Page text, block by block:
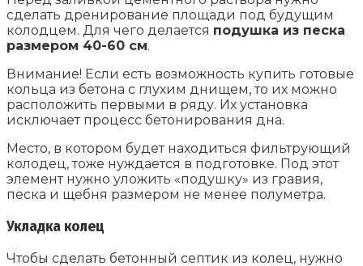
сделать дренирование площади под будущим
колодцем. Для чего делается подушка из песка
размером 40-60 см.
Внимание! Если есть возможность купить готовые
кольца из бетона с глухим днищем, то их можно
расположить первыми в ряду. Их установка
исключает процесс бетонирования дна.
Место, в котором будет находиться фильтрующий
колодец, тоже нуждается в подготовке. Под этот
элемент нужно уложить «подушку» из гравия,
песка и щебня размером не менее полуметра.
Укладка колец
Чтобы сделать бетонный септик из колец, нужно